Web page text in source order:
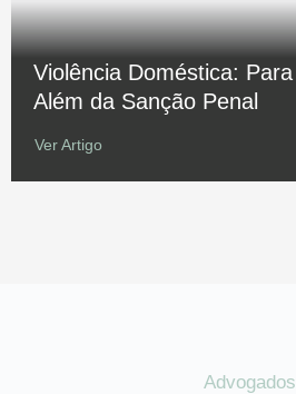
Violência Doméstica: Para
Além da Sanção Penal
Ver Artigo
Advogados